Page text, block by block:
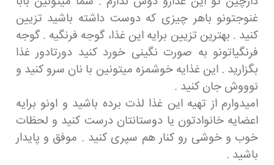
غنوجتونو باهر چیزی که دوست داشته باشید تزیین
کنید . بهترین تزیین برایه این غذا، گوجه فرنگیه . گوجه
فرنگیاتونو به صورت نگینی خورد کنید دورتادور غذا
بگزارید . این غذایه خوشمزه میتونین با نان سرو کنید و
نوووش جان کنید .
امیدوارم از تهیه این غذا لذت برده باشید و اونو برایه
اعضایه خانوادتون یا دوستانتان درست کنید و لحظات
خوب و خوشی رو کنار هم سپری کنید . موفق و پایدار
باشید .